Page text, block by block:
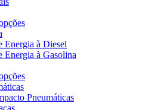
Energia à Diesel
Energia à Gasolina
Pneumáticas